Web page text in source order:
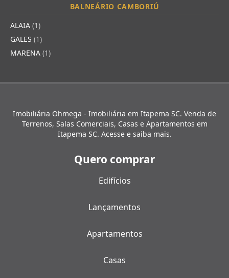
BALNEÁRIO CAMBORIÚ
ALAIA (1)
GALES (1)
MARENA (1)
Imobiliária Ohmega - Imobiliária em Itapema SC. Venda de
Terrenos, Salas Comerciais, Casas e Apartamentos em
Itapema SC. Acesse e saiba mais.
Quero comprar
Edifícios
Lançamentos
Apartamentos
Casas